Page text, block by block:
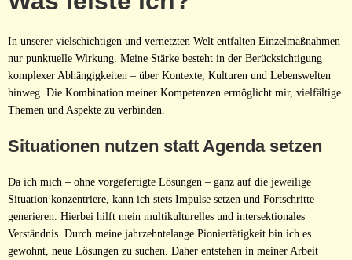
In unserer vielschichtigen und vernetzten Welt entfalten Einzelmaßnahmen
nur punktuelle Wirkung. Meine Stärke besteht in der Berücksichtigung
komplexer Abhängigkeiten – über Kontexte, Kulturen und Lebenswelten
hinweg. Die Kombination meiner Kompetenzen ermöglicht mir, vielfältige
Themen und Aspekte zu verbinden.
Situationen nutzen statt Agenda setzen
Da ich mich – ohne vorgefertigte Lösungen – ganz auf die jeweilige
Situation konzentriere, kann ich stets Impulse setzen und Fortschritte
generieren. Hierbei hilft mein multikulturelles und intersektionales
Verständnis. Durch meine jahrzehntelange Pioniertätigkeit bin ich es
gewohnt, neue Lösungen zu suchen. Daher entstehen in meiner Arbeit